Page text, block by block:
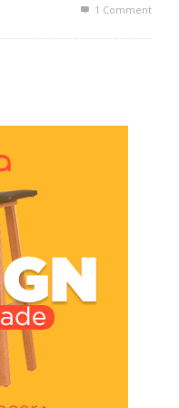
1 Comment